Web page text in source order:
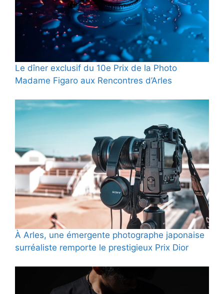
Le dîner exclusif du 10e Prix de la Photo
Madame Figaro aux Rencontres d’Arles
À Arles, une émergente photographe japonaise
surréaliste remporte le prestigieux Prix Dior